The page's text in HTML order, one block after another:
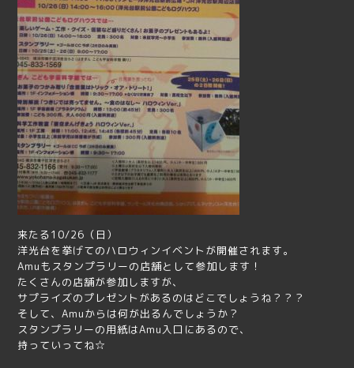
来たる10/26（日）
洋光台を挙げてのハロウィンイベントが開催されます。
Amuもスタンプラリーの店舗として参加します！
たくさんの店舗が参加しますが、
サプライズのプレゼントがあるのはどこでしょうね？？？
そして、Amuからは何が出るんでしょうか？
スタンプラリーの用紙はAmu入口にあるので、
持っていってね☆